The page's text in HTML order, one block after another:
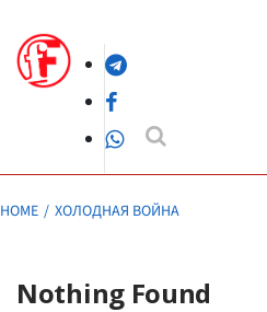
content
Telegram
Facebook
WhatsApp
HOME ХОЛОДНАЯ ВОЙНА
Nothing Found